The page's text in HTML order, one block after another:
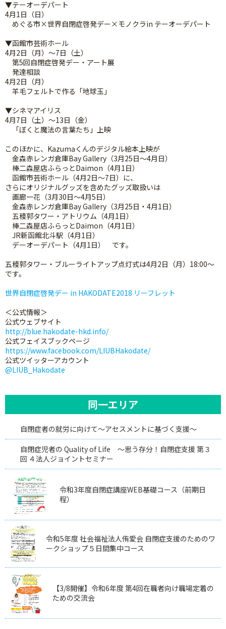
▼テーオーデパート
4月1日（日）
めぐる市×世界自閉症啓発デー×モノクラin テーオーデパート
▼函館市芸術ホール
4月2日（月）～7日（土）
第5回自閉症啓発デー・アート展
発達相談
4月2日（月）
羊毛フェルトで作る「地球玉」
▼シネマアイリス
4月7日（土）～13日（金）
「ぼくと魔法の言葉たち」上映
このほかに、Kazumaくんのデジタル絵本上映が
金森赤レンガ倉庫Bay Gallery（3月25日～4月日）
棒二森屋店ふらっとDaimon（4月1日）
函館市芸術ホール（4月2日～7日）に、
さらにオリジナルグッズを含めたグッズ取扱いは
画廊一花（3月30日～4月5日）
金森赤レンガ倉庫Bay Gallery（3月25日・4月1日）
五稜郭タワー・アトリウム（4月1日）
棒二森屋店ふらっとDaimon（4月1日）
JR新函館北斗駅（4月1日）
デーオーデパート（4月1日） です。
五稜郭タワー・ブルーライトアップ点灯式は4月2日（月）18:00～
です。
世界自閉症啓発デー in HAKODATE2018 リーフレット
＜公式情報＞
公式ウェブサイト
http://blue.hakodate-hkd.info/
公式フェイスブックページ
https://www.facebook.com/LIUBHakodate/
公式ツイッターアカウント
@LIUB_Hakodate
同一エリア
自閉症者の就労に向けて～アセスメントに基づく支援～
自閉症児者の Quality of Life ～思う存分！自閉症支援 第３
回 ４法人ジョイントセミナー
令和3年度自閉症講座WEB基礎コース（前期日
程）
令和5年度 社会福祉法人侑愛会 自閉症支援のためのワ
ークショップ５日間集中コース
【3/8開催】令和6年度 第4回在職者向け職場定着の
ための交流会